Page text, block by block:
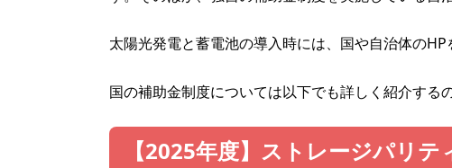
太陽光発電と蓄電池の導入時には、国や自治体の
国の補助金制度については以下でも詳しく紹介する
【2025年度】ストレージパリ